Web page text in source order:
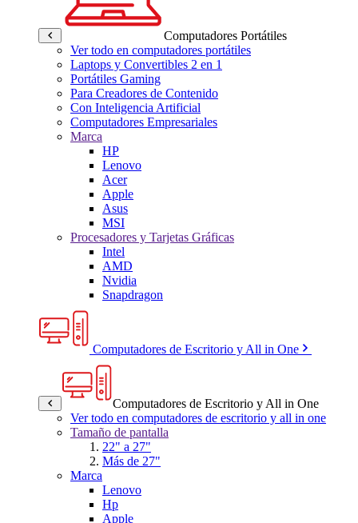
Computadores Portátiles
Ver todo en computadores portátiles
Laptops y Convertibles 2 en 1
Portátiles Gaming
Para Creadores de Contenido
Con Inteligencia Artificial
Computadores Empresariales
Marca
HP
Lenovo
Acer
Apple
Asus
MSI
Procesadores y Tarjetas Gráficas
Intel
AMD
Nvidia
Snapdragon
Computadores de Escritorio y All in One
Computadores de Escritorio y All in One
Ver todo en computadores de escritorio y all in one
Tamaño de pantalla
22" a 27"
Más de 27"
Marca
Lenovo
Hp
Apple